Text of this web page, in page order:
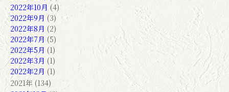
2022年10月 (4)
2022年9月 (3)
2022年8月 (2)
2022年7月(5)
2022年5月 (1)
2022年3月 (1)
2022年2月 (1)
2021年 (134)